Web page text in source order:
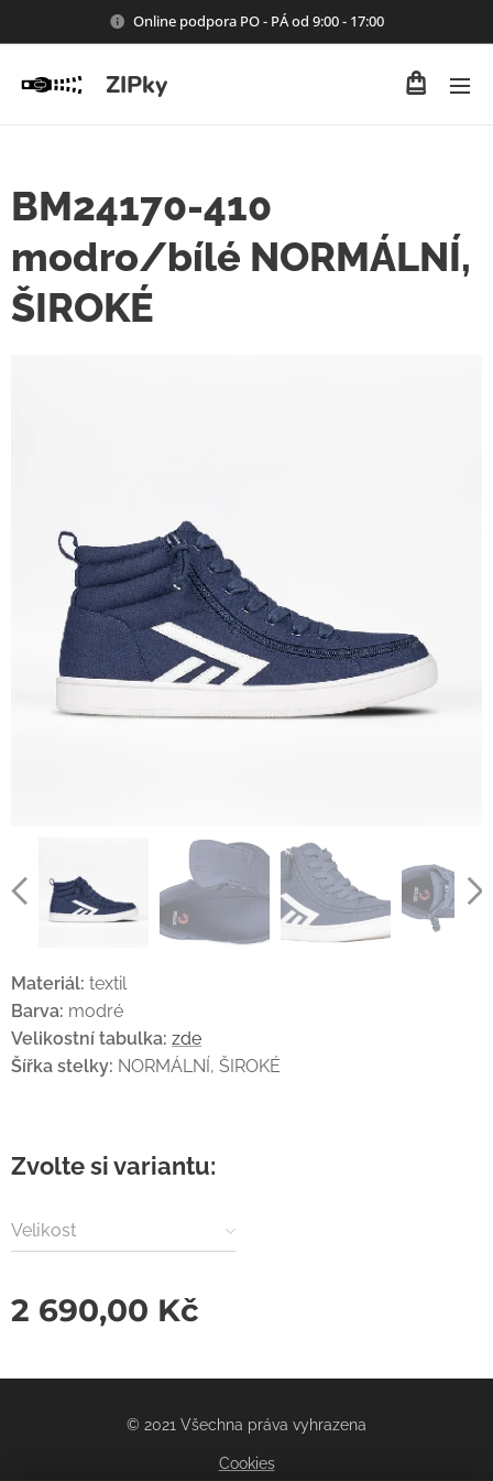
Online podpora PO - PÁ od 9:00 - 17:00
ZIPky
BM24170-410
modro/bílé NORMÁLNÍ,
ŠIROKÉ
Materiál: textil
Barva: modré
Velikostní tabulka: zde
Šířka stelky: NORMÁLNÍ, ŠIROKÉ
Zvolte si variantu:
Velikost
2 690,00 Kč
© 2021 Všechna práva vyhrazena
Cookies